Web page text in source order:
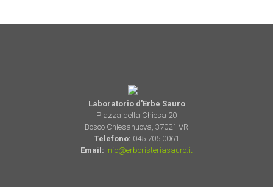
Laboratorio d'Erbe Sauro
Piazza della Chiesa 20
Bosco Chiesanuova, 37021 VR
Telefono: 045 705 0061
Email: info@erboristeriasauro.it